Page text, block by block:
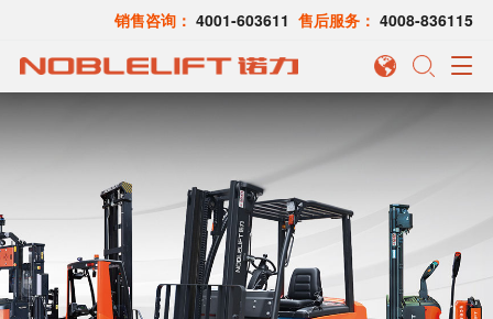
销售咨询：4001-603611 售后服务：4008-836115
